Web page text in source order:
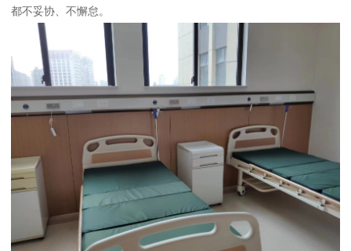
都不妥协、不懈怠。